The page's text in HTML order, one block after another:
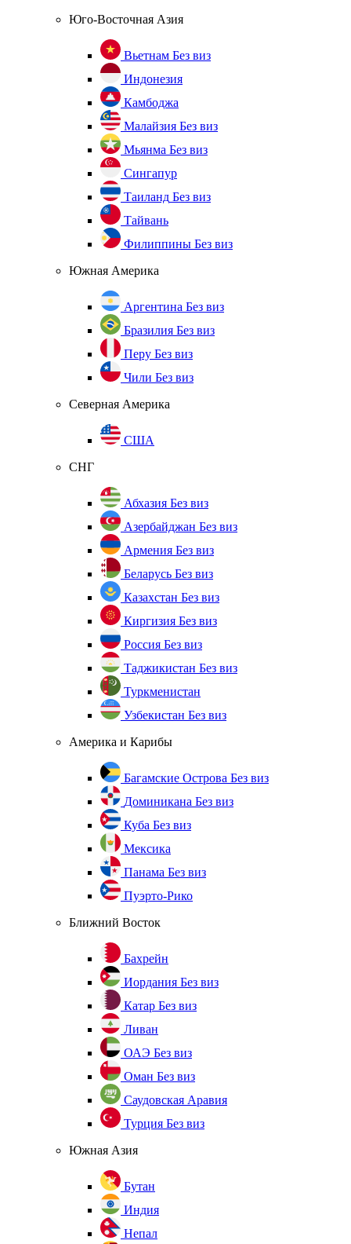
Юго-Восточная Азия
Вьетнам Без виз
Индонезия
Камбоджа
Малайзия Без виз
Мьянма Без виз
Сингапур
Таиланд Без виз
Тайвань
Филиппины Без виз
Южная Америка
Аргентина Без виз
Бразилия Без виз
Перу Без виз
Чили Без виз
Северная Америка
США
СНГ
Абхазия Без виз
Азербайджан Без виз
Армения Без виз
Беларусь Без виз
Казахстан Без виз
Киргизия Без виз
Россия Без виз
Таджикистан Без виз
Туркменистан
Узбекистан Без виз
Америка и Карибы
Багамские Острова Без виз
Доминикана Без виз
Куба Без виз
Мексика
Панама Без виз
Пуэрто-Рико
Ближний Восток
Бахрейн
Иордания Без виз
Катар Без виз
Ливан
ОАЭ Без виз
Оман Без виз
Саудовская Аравия
Турция Без виз
Южная Азия
Бутан
Индия
Непал